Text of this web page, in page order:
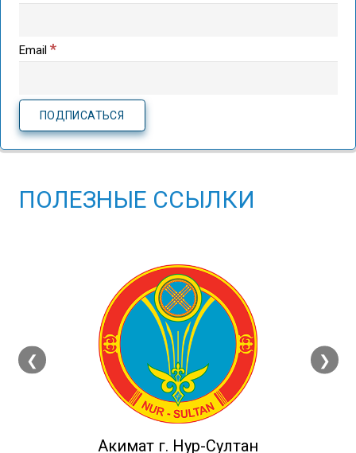
Email *
ПОЛЕЗНЫЕ ССЫЛКИ
❮
Акимат г. Нур-Султан
❯